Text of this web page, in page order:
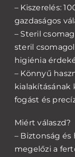
– Kiszerelés:
gazdaságos
– Steril
steril
higiénia
– Könnyű
kialakításának
fogást és
Miért válaszd?
– Biztonság és
megelőzi a